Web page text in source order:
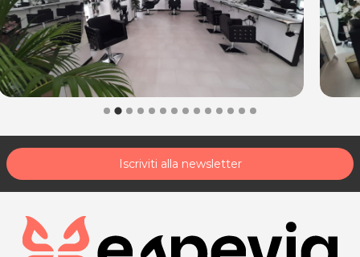
Iscriviti alla newsletter